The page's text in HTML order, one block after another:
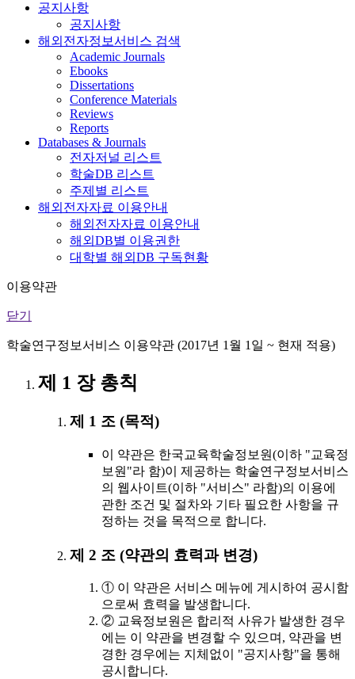
공지사항
공지사항
해외전자정보서비스 검색
Academic Journals
Ebooks
Dissertations
Conference Materials
Reviews
Reports
Databases & Journals
전자저널 리스트
학술DB 리스트
주제별 리스트
해외전자자료 이용안내
해외전자자료 이용안내
해외DB별 이용권한
대학별 해외DB 구독현황
이용약관
닫기
학술연구정보서비스 이용약관 (2017년 1월 1일 ~ 현재 적용)
제 1 장 총칙
제 1 조 (목적)
이 약관은 한국교육학술정보원(이하 "교육정
보원"라 함)이 제공하는 학술연구정보서비스
의 웹사이트(이하 "서비스" 라함)의 이용에
관한 조건 및 절차와 기타 필요한 사항을 규
정하는 것을 목적으로 합니다.
제 2 조 (약관의 효력과 변경)
① 이 약관은 서비스 메뉴에 게시하여 공시함
으로써 효력을 발생합니다.
② 교육정보원은 합리적 사유가 발생한 경우
에는 이 약관을 변경할 수 있으며, 약관을 변
경한 경우에는 지체없이 "공지사항"을 통해
공시합니다.